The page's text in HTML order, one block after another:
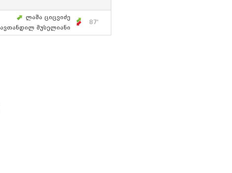
Ლაშა Ციცვიძე
Ავთანდილ Მუსელიანი
87'